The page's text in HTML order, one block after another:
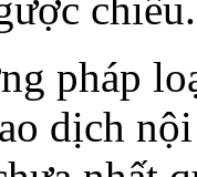
pháp
dịch